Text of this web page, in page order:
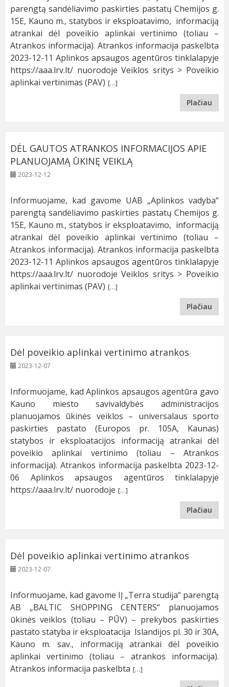
parengtą sandėliavimo paskirties pastatų Chemijos g.
15E, Kauno m., statybos ir eksploatavimo, informaciją
atrankai dėl poveikio aplinkai vertinimo (toliau –
Atrankos informacija). Atrankos informacija paskelbta
2023-12-11 Aplinkos apsaugos agentūros tinklalapyje
https://aaa.lrv.lt/ nuorodoje Veiklos sritys > Poveikio
aplinkai vertinimas (PAV) […]
Plačiau
DĖL GAUTOS ATRANKOS INFORMACIJOS APIE
PLANUOJAMĄ ŪKINĘ VEIKLĄ
2023-12-12
Informuojame, kad gavome UAB „Aplinkos vadyba“
parengtą sandėliavimo paskirties pastatų Chemijos g.
15E, Kauno m., statybos ir eksploatavimo, informaciją
atrankai dėl poveikio aplinkai vertinimo (toliau –
Atrankos informacija). Atrankos informacija paskelbta
2023-12-11 Aplinkos apsaugos agentūros tinklalapyje
https://aaa.lrv.lt/ nuorodoje Veiklos sritys > Poveikio
aplinkai vertinimas (PAV) […]
Plačiau
Dėl poveikio aplinkai vertinimo atrankos
2023-12-07
Informuojame, kad Aplinkos apsaugos agentūra gavo
Kauno miesto savivaldybės administracijos
planuojamos ūkinės veiklos – universalaus sporto
paskirties pastato (Europos pr. 105A, Kaunas)
statybos ir eksploatacijos informaciją atrankai dėl
poveikio aplinkai vertinimo (toliau – Atrankos
informacija). Atrankos informacija paskelbta 2023-12-
06 Aplinkos apsaugos agentūros tinklalapyje
https://aaa.lrv.lt/ nuorodoje […]
Plačiau
Dėl poveikio aplinkai vertinimo atrankos
2023-12-07
Informuojame, kad gavome IĮ „Terra studija“ parengtą
AB „BALTIC SHOPPING CENTERS“ planuojamos
ūkinės veiklos (toliau – PŪV) – prekybos paskirties
pastato statyba ir eksploatacija Islandijos pl. 30 ir 30A,
Kauno m. sav., informaciją atrankai dėl poveikio
aplinkai vertinimo (toliau – atrankos informacija).
Atrankos informacija paskelbta […]